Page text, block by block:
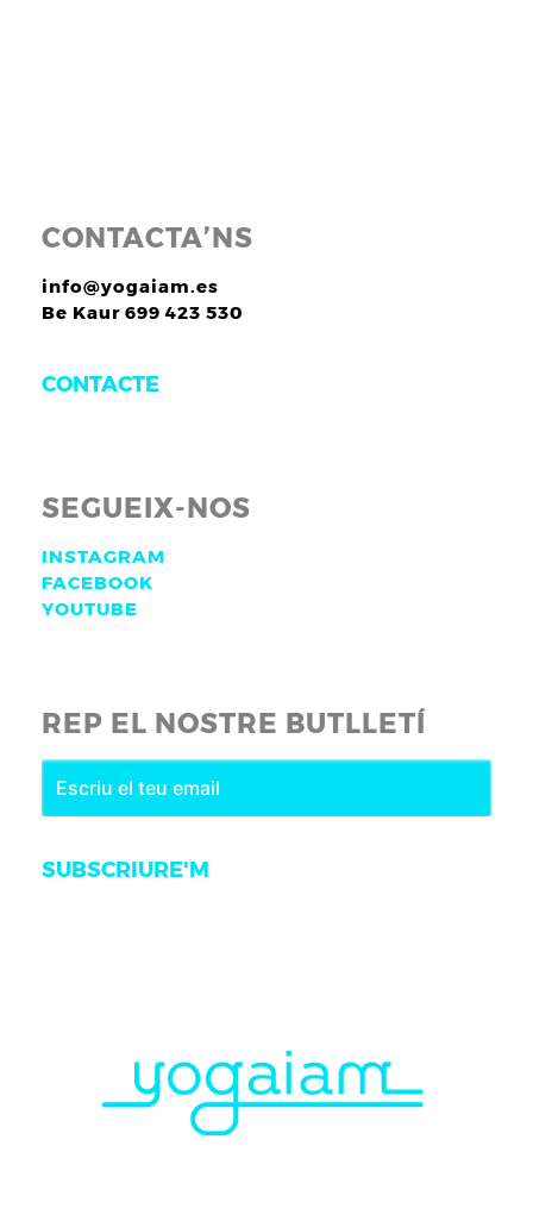
CONTACTA’NS
info@yogaiam.es
Be Kaur 699 423 530
CONTACTE
SEGUEIX-NOS
INSTAGRAM
FACEBOOK
YOUTUBE
REP EL NOSTRE BUTLLETÍ
SUBSCRIURE'M